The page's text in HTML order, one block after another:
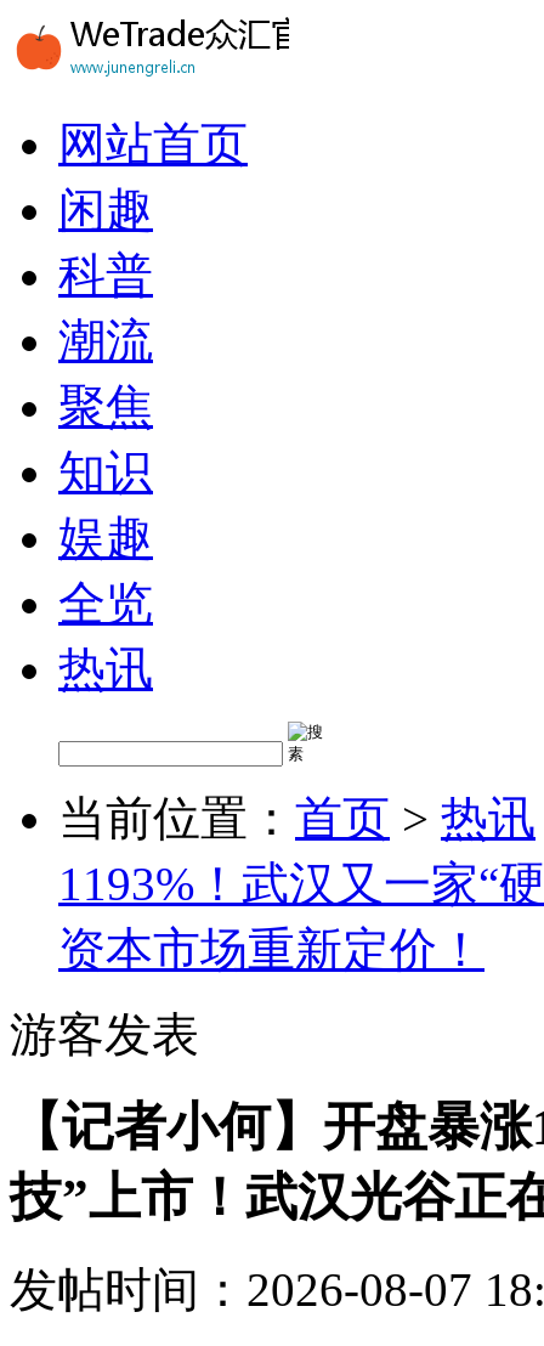
网站首页
闲趣
科普
潮流
聚焦
知识
娱趣
全览
热讯
当前位置： 首页 > 热讯
1193%！武汉又一家“
资本市场重新定价！
游客发表
【记者小何】开盘暴
技”上市！武汉光谷正
发帖时间：2026-08-07